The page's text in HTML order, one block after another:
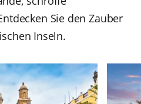
Sie den Zauber
Inseln.